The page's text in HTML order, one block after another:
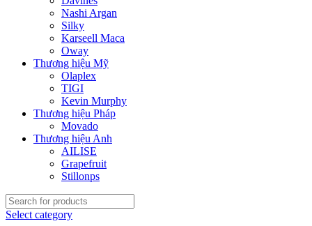
Nashi Argan
Silky
Karseell Maca
Oway
Thương hiệu Mỹ
Olaplex
TIGI
Kevin Murphy
Thương hiệu Pháp
Movado
Thương hiệu Anh
AILISE
Grapefruit
Stillonps
Select category